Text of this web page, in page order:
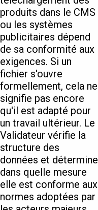
produits dans le CMS
ou les systèmes
publicitaires dépend
de sa conformité aux
exigences. Si un
fichier s'ouvre
formellement, cela ne
signifie pas encore
qu'il est adapté pour
un travail ultérieur. Le
Validateur vérifie la
structure des
données et détermine
dans quelle mesure
elle est conforme aux
normes adoptées par